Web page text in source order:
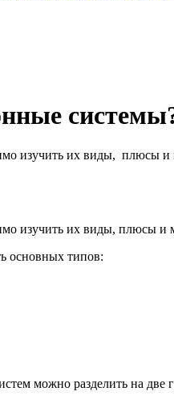
изучить их виды, плюсы
изучить их виды, плюсы
основных типов:
можно разделить на две